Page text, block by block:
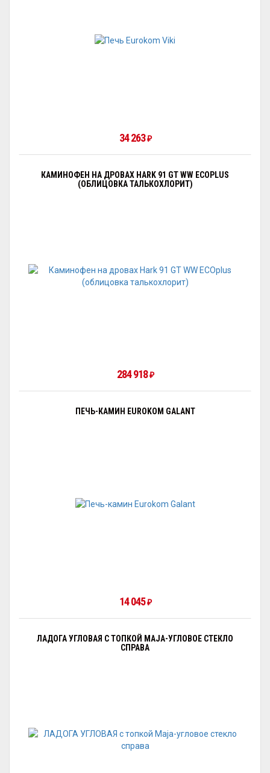
34 263₽
КАМИНОФЕН НА ДРОВАХ HARK 91 GT WW ECOPLUS
(ОБЛИЦОВКА ТАЛЬКОХЛОРИТ)
284 918₽
ПЕЧЬ-КАМИН EUROKOM GALANT
14 045₽
ЛАДОГА УГЛОВАЯ С ТОПКОЙ MAJA-УГЛОВОЕ СТЕКЛО
СПРАВА